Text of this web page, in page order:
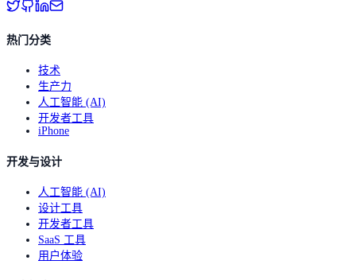
热门分类
技术
生产力
人工智能 (AI)
开发者工具
iPhone
开发与设计
人工智能 (AI)
设计工具
开发者工具
SaaS 工具
用户体验